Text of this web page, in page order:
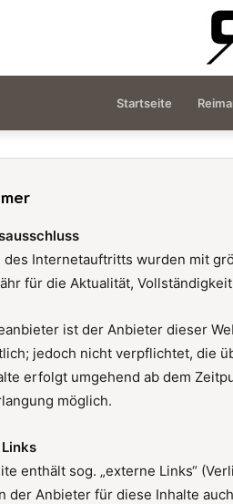
Startseite
des Internetauftritts wurden mit
für die Aktualität,
ist der Anbieter dieser
jedoch nicht verpflichtet, die
erfolgt umgehend ab dem
möglich.
enthält sog. „externe Links“
der Anbieter für diese Inhalte